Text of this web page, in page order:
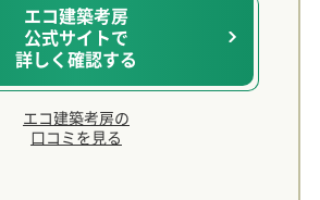
エコ建築考房
公式サイトで
詳しく確認する
エコ建築考房の
口コミを見る